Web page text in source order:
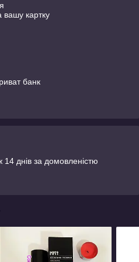
вашу картку
банк
днів за домовленістю